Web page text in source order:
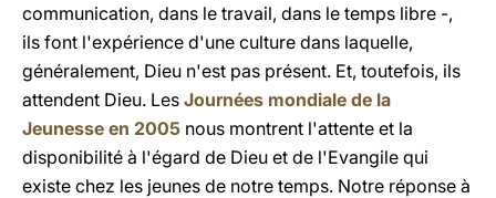
communication, dans le travail, dans le temps libre -,
ils font l'expérience d'une culture dans laquelle,
généralement, Dieu n'est pas présent. Et, toutefois, ils
attendent Dieu. Les Journées mondiale de la
Jeunesse en 2005 nous montrent l'attente et la
disponibilité à l'égard de Dieu et de l'Evangile qui
existe chez les jeunes de notre temps. Notre réponse à